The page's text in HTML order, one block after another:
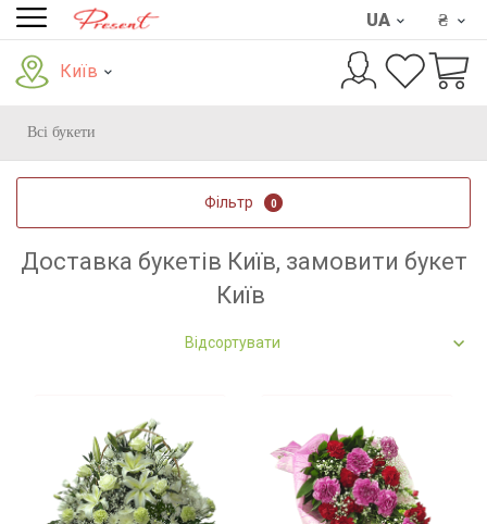
UA ₴
Київ
Всі букети
Фільтр 0
Доставка букетів Київ, замовити букет
Київ
Відсортувати